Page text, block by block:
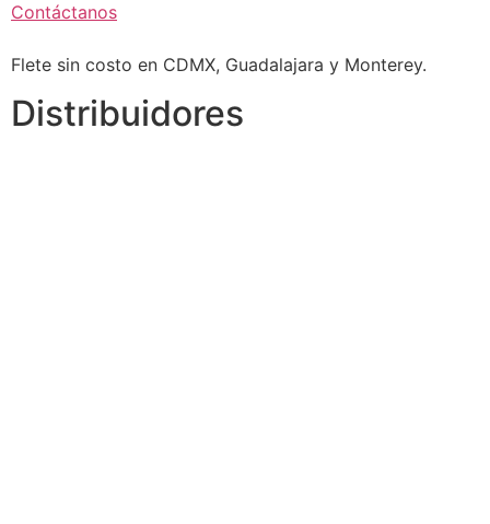
Contáctanos
Flete sin costo en CDMX, Guadalajara y Monterey.
Distribuidores